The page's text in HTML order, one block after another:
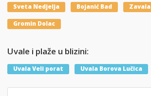
Sveta Nedjelja Bojanić Bad Zavala
Gromin Dolac
Uvale i plaže u blizini:
Uvala Veli porat Uvala Borova Lučica